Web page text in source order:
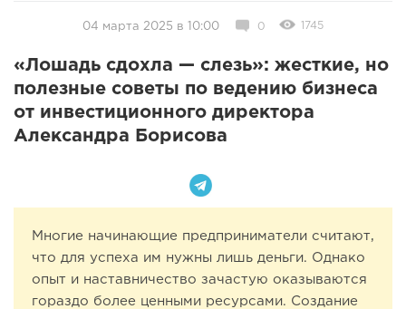
04 марта 2025 в 10:00
0 1745
«Лошадь сдохла — слезь»: жесткие, но
полезные советы по ведению бизнеса
от инвестиционного директора
Александра Борисова
Многие начинающие предприниматели считают,
что для успеха им нужны лишь деньги. Однако
опыт и наставничество зачастую оказываются
гораздо более ценными ресурсами. Создание